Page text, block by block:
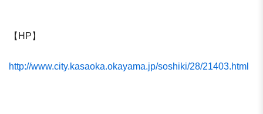
【HP】
http://www.city.kasaoka.okayama.jp/soshiki/28/21403.html